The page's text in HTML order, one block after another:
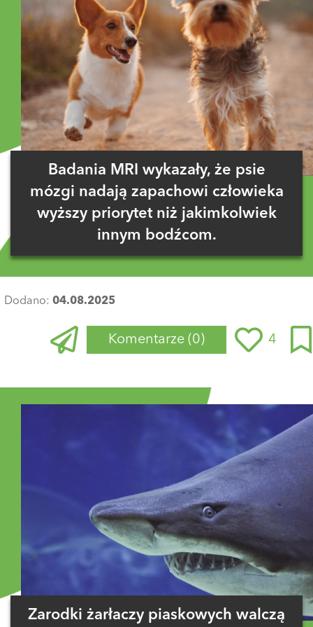
Badania MRI wykazały, że psie
mózgi nadają zapachowi człowieka
wyższy priorytet niż jakimkolwiek
innym bodźcom.
Dodano: 04.08.2025
Komentarze (0) 4
Zarodki żarłaczy piaskowych walczą